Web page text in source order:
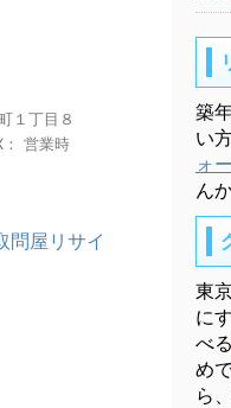
１丁目８
営業時
築
い
ォ
ん
東
に
べる
め
ら